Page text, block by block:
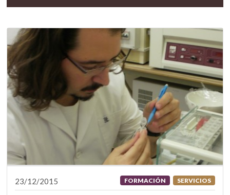
23/12/2015 FORMACIÓN SERVICIOS